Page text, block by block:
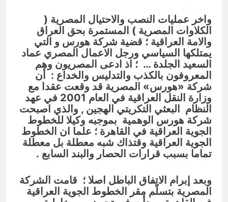
واخر عمليات النصب والاحتيال المصرية (
الكلاوات المصرية ) المستمرة بحق العراق
والامة العراقية ؛ قضية شركة هورس و ا لتي
يمتلكها السياسي ورجل الاعمال المصري عماد
السعيد الجلدة … ؛ اذ ادعى المصريون وهم
المعروفون بالكذب والتدليس والخداع :
أن
شركة «هورس» المصرية قد وقعت عقدا مع
وزارة النقل العراقية في العام 2001 في عهد
النظام البعثي التكريتي الهجين , والذي اصبحت
شركة هورس الوهمية بموجبه وكيلا للخطوط
الجوية العراقية في القاهرة ؛ علما ان الخطوط
الجوية العراقية وقتذاك شبه معطلة بل معطلة
تماما بسبب قرارات الحصار والبند السابع .
وبعد إبرام الاتفاق الباطل اصلا ؛ قامت الشركة
المصرية بتسلّم مقر الخطوط الجوية العراقية